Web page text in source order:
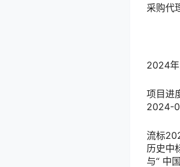
采购代
2024
项目进
2024-
流标
历史中
与“ 中